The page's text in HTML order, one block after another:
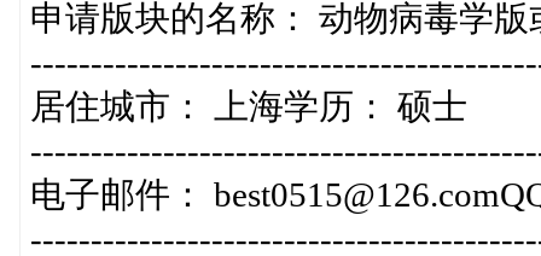
申请版块的名称： 动物病毒学版
居住城市： 上海学历： 硕士
电子邮件：